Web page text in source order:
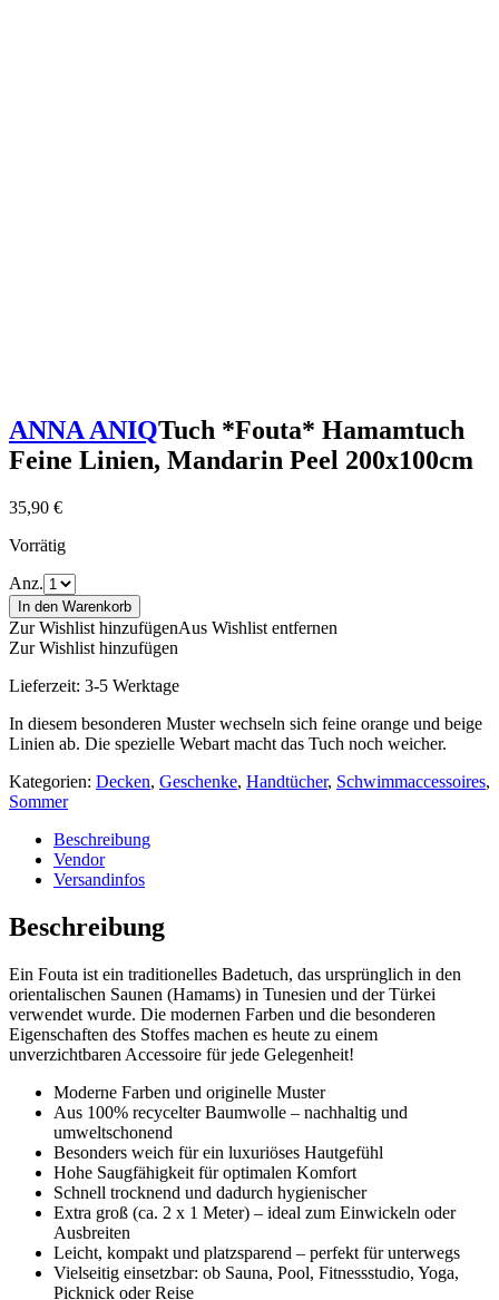
ANNA ANIQTuch *Fouta* Hamamtuch
Feine Linien, Mandarin Peel 200x100cm
35,90 €
Vorrätig
Anz.
In den Warenkorb
Zur Wishlist hinzufügenAus Wishlist entfernen
Zur Wishlist hinzufügen
Lieferzeit: 3-5 Werktage
In diesem besonderen Muster wechseln sich feine orange und beige
Linien ab. Die spezielle Webart macht das Tuch noch weicher.
Kategorien: Decken, Geschenke, Handtücher, Schwimmaccessoires,
Sommer
Beschreibung
Vendor
Versandinfos
Beschreibung
Ein Fouta ist ein traditionelles Badetuch, das ursprünglich in den
orientalischen Saunen (Hamams) in Tunesien und der Türkei
verwendet wurde. Die modernen Farben und die besonderen
Eigenschaften des Stoffes machen es heute zu einem
unverzichtbaren Accessoire für jede Gelegenheit!
Moderne Farben und originelle Muster
Aus 100% recycelter Baumwolle – nachhaltig und
umweltschonend
Besonders weich für ein luxuriöses Hautgefühl
Hohe Saugfähigkeit für optimalen Komfort
Schnell trocknend und dadurch hygienischer
Extra groß (ca. 2 x 1 Meter) – ideal zum Einwickeln oder
Ausbreiten
Leicht, kompakt und platzsparend – perfekt für unterwegs
Vielseitig einsetzbar: ob Sauna, Pool, Fitnessstudio, Yoga,
Picknick oder Reise